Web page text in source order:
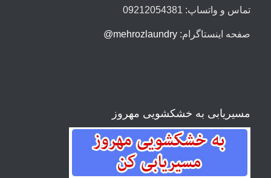
تماس و واتساپ: 09212054381
صفحه اینستاگرام: mehrozlaundry@
مسیریابی به خشکشویی مهروز